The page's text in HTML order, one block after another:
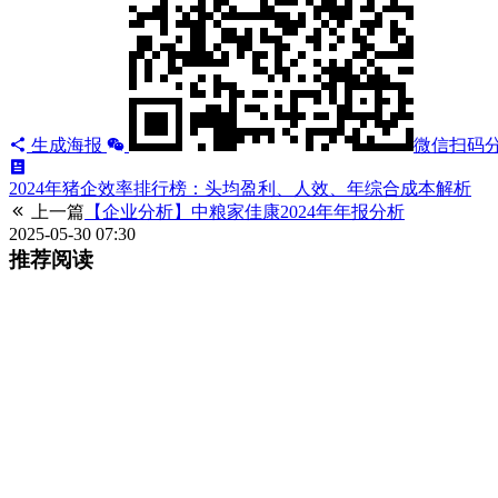
生成海报 微信扫码
2024年猪企效率排行榜：头均盈利、人效、年综合成本解析
上一篇 【企业分析】中粮家佳康2024年年报分析
2025-05-30 07:30
推荐阅读